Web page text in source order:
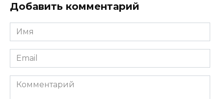
Добавить комментарий
Имя
*
Email
*
Комментарий